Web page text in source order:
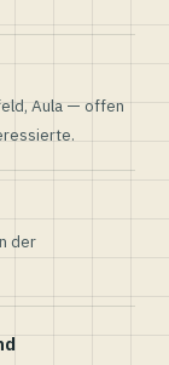
Aula — offen
der